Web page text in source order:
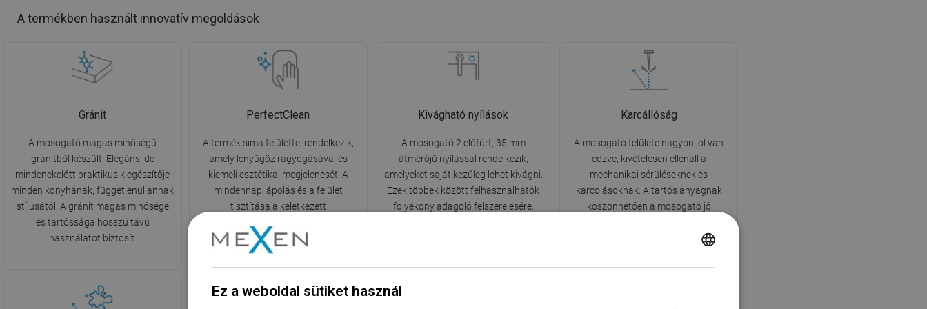
A termékben használt innovatív megoldások
Gránit
A mosogató magas minőségű
gránitból készült. Elegáns, de
mindenekelőtt praktikus kiegészítője
minden konyhának, függetlenül annak
stílusától. A gránit magas minősége
és tartóssága hosszú távú
használatot biztosít.
PerfectClean
A termék sima felülettel rendelkezik,
amely lenyűgöz ragyogásával és
kiemeli esztétikai megjelenését. A
mindennapi ápolás és a felület
tisztítása a keletkezett
és nem igényel erős tisztítószerek
alkalmazását.
Kivágható nyílások
A mosogató 2 előfúrt, 35 mm
átmérőjű nyílással rendelkezik,
amelyeket saját kezűleg lehet kivágni.
Ezek többek között felhasználhatók
folyékony adagoló felszerelésére,
Karcállóság
A mosogató felülete nagyon jól van
edzve, kivételesen ellenáll a
mechanikai sérüléseknek és
karcolásoknak. A tartós anyagnak
köszönhetően a mosogató jó
élvezhetjük a használat során.
Ez a weboldal sütiket használ